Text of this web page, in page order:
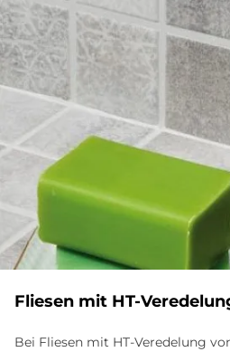
Flie­sen mit HT-
Bei Fliesen mit HT-Veredelung